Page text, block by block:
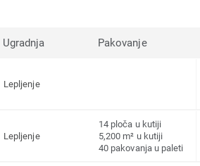
Ugradnja Pakovanje
Lepljenje
Lepljenje
14 ploča u kutiji
5,200 m² u kutiji
40 pakovanja u paleti